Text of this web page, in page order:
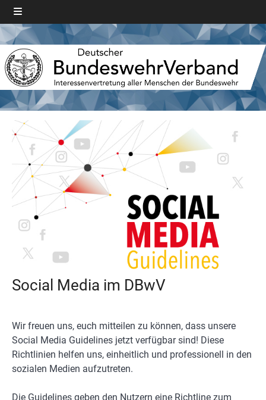
Social Media im DBwV
Wir freuen uns, euch mitteilen zu können, dass unsere
Social Media Guidelines jetzt verfügbar sind! Diese
Richtlinien helfen uns, einheitlich und professionell in den
sozialen Medien aufzutreten.
Die Guidelines geben den Nutzern eine Richtline zum